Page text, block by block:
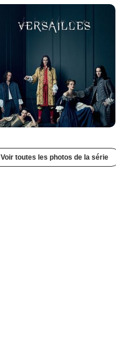
Voir toutes les photos de la série